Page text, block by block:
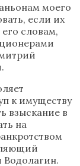
моего
если их
словам,
к имуществу
взыскание в
на
Водолагин.